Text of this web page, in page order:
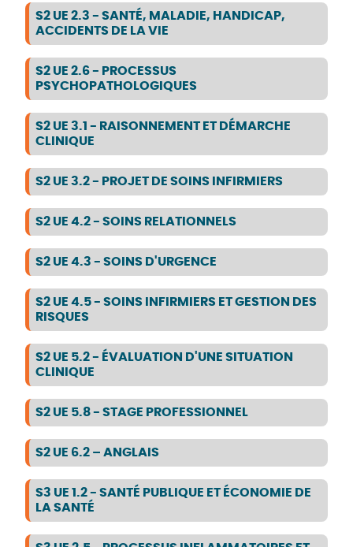
S2 UE 2.3 - SANTÉ, MALADIE, HANDICAP,
ACCIDENTS DE LA VIE
S2 UE 2.6 - PROCESSUS
PSYCHOPATHOLOGIQUES
S2 UE 3.1 - RAISONNEMENT ET DÉMARCHE
CLINIQUE
S2 UE 3.2 - PROJET DE SOINS INFIRMIERS
S2 UE 4.2 - SOINS RELATIONNELS
S2 UE 4.3 - SOINS D'URGENCE
S2 UE 4.5 - SOINS INFIRMIERS ET GESTION DES
RISQUES
S2 UE 5.2 - ÉVALUATION D'UNE SITUATION
CLINIQUE
S2 UE 5.8 - STAGE PROFESSIONNEL
S2 UE 6.2 – ANGLAIS
S3 UE 1.2 - SANTÉ PUBLIQUE ET ÉCONOMIE DE
LA SANTÉ